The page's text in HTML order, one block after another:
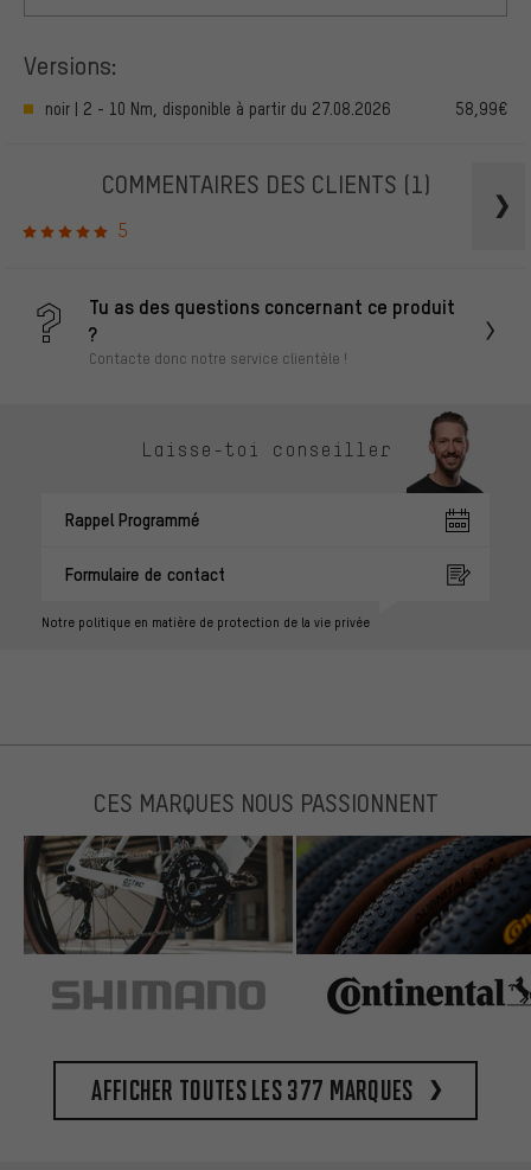
Versions:
noir | 2 - 10 Nm, disponible à partir du 27.08.2026 58,99€
COMMENTAIRES DES CLIENTS (1)
5
Tu as des questions concernant ce produit
?
Contacte donc notre service clientèle !
Laisse-toi conseiller
Rappel Programmé
Formulaire de contact
Notre politique en matière de protection de la vie privée
CES MARQUES NOUS PASSIONNENT
Afficher toutes les 377 marques